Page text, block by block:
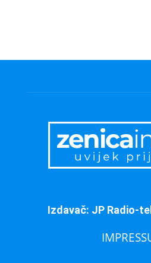
Izdavač: JP Radio-